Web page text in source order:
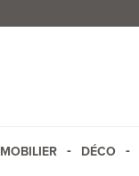
MOBILIER DÉCO